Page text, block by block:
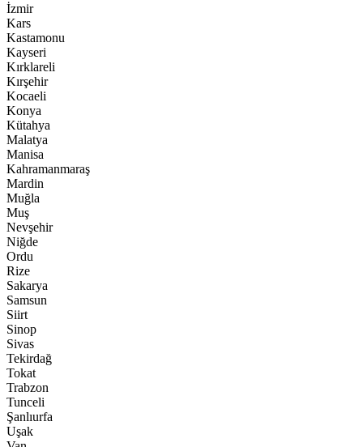
İzmir
Kars
Kastamonu
Kayseri
Kırklareli
Kırşehir
Kocaeli
Konya
Kütahya
Malatya
Manisa
Kahramanmaraş
Mardin
Muğla
Muş
Nevşehir
Niğde
Ordu
Rize
Sakarya
Samsun
Siirt
Sinop
Sivas
Tekirdağ
Tokat
Trabzon
Tunceli
Şanlıurfa
Uşak